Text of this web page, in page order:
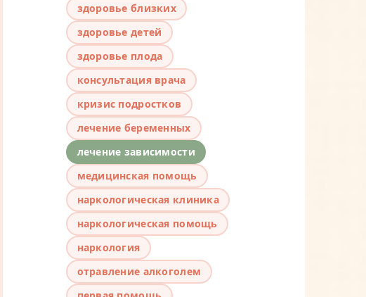
здоровье близких
здоровье детей
здоровье плода
консультация врача
кризис подростков
лечение беременных
лечение зависимости
медицинская помощь
наркологическая клиника
наркологическая помощь
наркология
отравление алкоголем